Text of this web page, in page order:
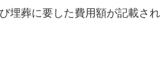
埋葬に要した費用額が記載され